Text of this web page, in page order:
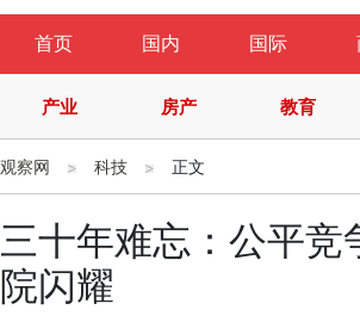
首页 国内 国际
产业 房产 教育
观察网 科技 正文
三十年难忘：公平
院闪耀